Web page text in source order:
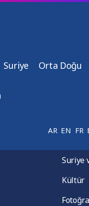
Suriye Orta Doğu
AR EN FR
Suriye
Kültür